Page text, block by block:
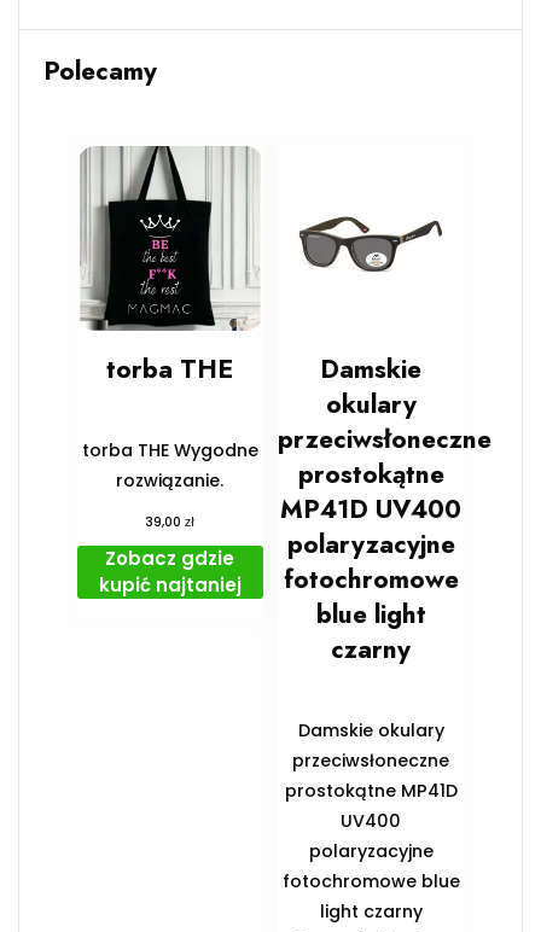
Polecamy
torba THE
torba THE Wygodne
rozwiązanie.
39,00zł
Zobacz gdzie
kupić najtaniej
Damskie
okulary
przeciwsłoneczne
prostokątne
MP41D UV400
polaryzacyjne
fotochromowe
blue light
czarny
Damskie okulary
przeciwsłoneczne
prostokątne MP41D
UV400
polaryzacyjne
fotochromowe blue
light czarny